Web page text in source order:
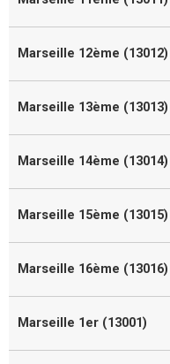
Marseille 12ème (13012)
Marseille 13ème (13013)
Marseille 14ème (13014)
Marseille 15ème (13015)
Marseille 16ème (13016)
Marseille 1er (13001)